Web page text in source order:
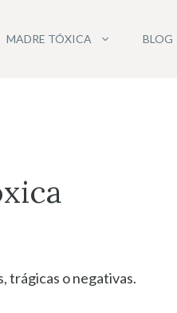
MADRE TÓXICA BLOG
trágicas o negativas.